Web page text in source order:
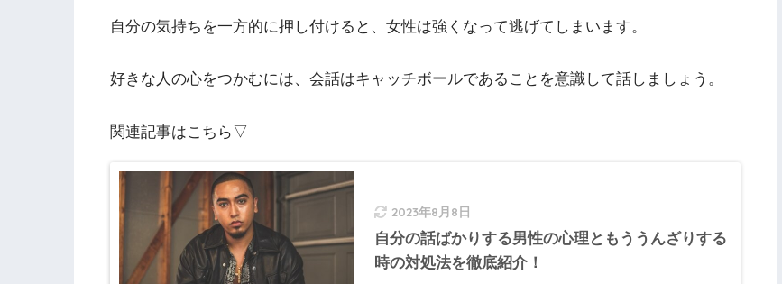
自分の気持ちを一方的に押し付けると、女性は強くなって逃げてしまいます。
好きな人の心をつかむには、会話はキャッチボールであることを意識して話しましょう。
関連記事はこちら▽
2023年8月8日
自分の話ばかりする男性の心理ともううんざりする
時の対処法を徹底紹介！